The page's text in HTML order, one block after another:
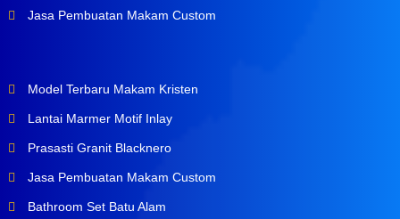
Jasa Pembuatan Makam Custom
Model Terbaru Makam Kristen
Lantai Marmer Motif Inlay
Prasasti Granit Blacknero
Jasa Pembuatan Makam Custom
Bathroom Set Batu Alam